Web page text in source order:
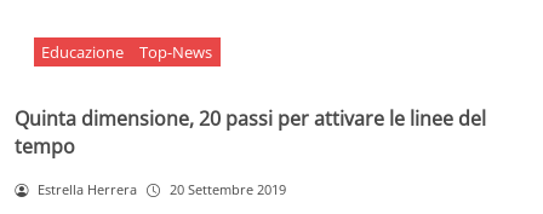
Educazione Top-News
Quinta dimensione, 20 passi per attivare le linee del
tempo
Estrella Herrera 20 Settembre 2019